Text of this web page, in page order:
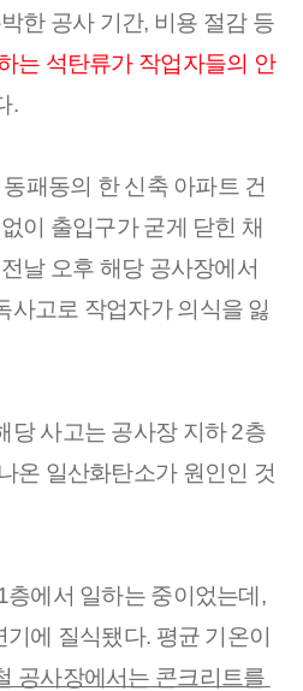
한 공사 기간, 비용 절감 등
는 석탄류가 작업자들의 안
.
패동의 한 신축 아파트 건
이 출입구가 굳게 닫힌 채
날 오후 해당 공사장에서
사고로 작업자가 의식을 잃
당 사고는 공사장 지하 2층
온 일산화탄소가 원인인 것
층에서 일하는 중이었는데,
에 질식됐다. 평균 기온이
공사장에서는 콘크리트를